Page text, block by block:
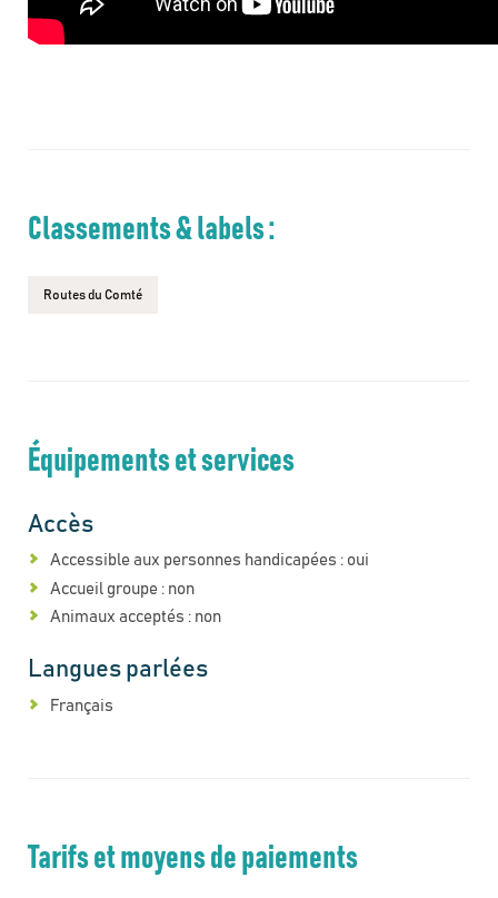
Classements & labels :
Routes du Comté
Équipements et services
Accès
Accessible aux personnes handicapées : oui
Accueil groupe : non
Animaux acceptés : non
Langues parlées
Français
Tarifs et moyens de paiements